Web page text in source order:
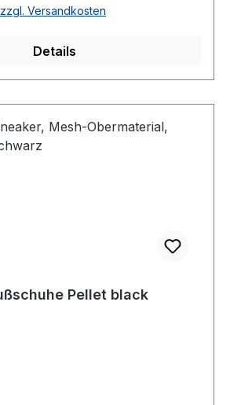
Versandkosten
Details
Pellet black